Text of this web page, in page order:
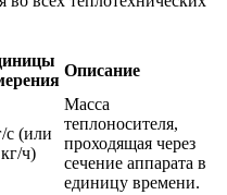
Описание
с (или
кг/ч)
Масса
теплоносителя,
проходящая через
сечение аппарата в
единицу времени.